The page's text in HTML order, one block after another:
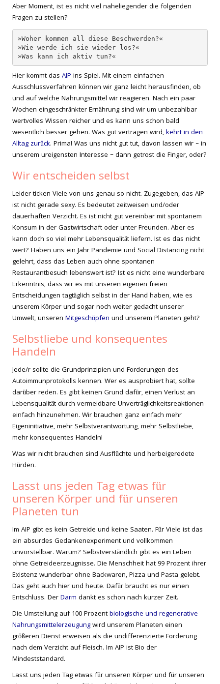
Aber Moment, ist es nicht viel naheliegender die folgenden
Fragen zu stellen?
»Woher kommen all diese Beschwerden?«
»Wie werde ich sie wieder los?«
»Was kann ich aktiv tun?«
Hier kommt das AIP ins Spiel. Mit einem einfachen
Ausschlussverfahren können wir ganz leicht herausfinden, ob
und auf welche Nahrungsmittel wir reagieren. Nach ein paar
Wochen eingeschränkter Ernährung sind wir um unbezahlbar
wertvolles Wissen reicher und es kann uns schon bald
wesentlich besser gehen. Was gut vertragen wird,kehrt in den
Alltag zurück. Prima! Was uns nicht gut tut, davon lassen wir – in
unserem ureigensten Interesse – dann getrost die Finger, oder?
Wir entscheiden selbst
Leider ticken Viele von uns genau so nicht. Zugegeben, das AIP
ist nicht gerade sexy. Es bedeutet zeitweisen und/oder
dauerhaften Verzicht. Es ist nicht gut vereinbar mit spontanem
Konsum in der Gastwirtschaft oder unter Freunden. Aber es
kann doch so viel mehr Lebensqualität liefern. Ist es das nicht
wert? Haben uns ein Jahr Pandemie und Social Distancing nicht
gelehrt, dass das Leben auch ohne spontanen
Restaurantbesuch lebenswert ist? Ist es nicht eine wunderbare
Erkenntnis, dass wir es mit unseren eigenen freien
Entscheidungen tagtäglich selbst in der Hand haben, wie es
unserem Körper und sogar noch weiter gedacht unserer
Umwelt, unseren Mitgeschöpfen und unserem Planeten geht?
Selbstliebe und konsequentes
Handeln
Jede/r sollte die Grundprinzipien und Forderungen des
Autoimmunprotokolls kennen. Wer es ausprobiert hat, sollte
darüber reden. Es gibt keinen Grund dafür, einen Verlust an
Lebensqualität durch vermeidbare Unverträglichkeitsreaktionen
einfach hinzunehmen. Wir brauchen ganz einfach mehr
Eigeninitiative, mehr Selbstverantwortung, mehr Selbstliebe,
mehr konsequentes Handeln!
Was wir nicht brauchen sind Ausflüchte und herbeigeredete
Hürden.
Lasst uns jeden Tag etwas für
unseren Körper und für unseren
Planeten tun
Im AIP gibt es kein Getreide und keine Saaten. Für Viele ist das
ein absurdes Gedankenexperiment und vollkommen
unvorstellbar. Warum? Selbstverständlich gibt es ein Leben
ohne Getreideerzeugnisse. Die Menschheit hat 99 Prozent ihrer
Existenz wunderbar ohne Backwaren, Pizza und Pasta gelebt.
Das geht auch hier und heute. Dafür braucht es nur einen
Entschluss. DerDarm dankt es schon nach kurzer Zeit.
Die Umstellung auf 100 Prozentbiologische und regenerative
Nahrungsmittelerzeugungwird unserem Planeten einen
größeren Dienst erweisen als die undifferenzierte Forderung
nach dem Verzicht auf Fleisch. Im AIP ist Bio der
Mindeststandard.
Lasst uns jeden Tag etwas für unseren Körper und für unseren